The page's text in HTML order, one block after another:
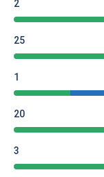
2
25
1
20
3